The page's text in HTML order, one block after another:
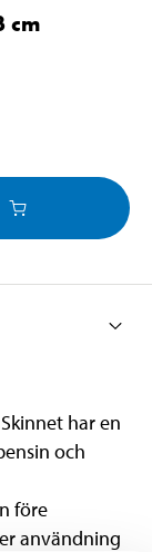
cm
har en
och
före
användning